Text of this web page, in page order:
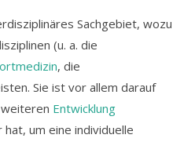
Sachgebiet, wozu
(u. a. die
, die
Sie ist vor allem darauf
Entwicklung
um eine individuelle